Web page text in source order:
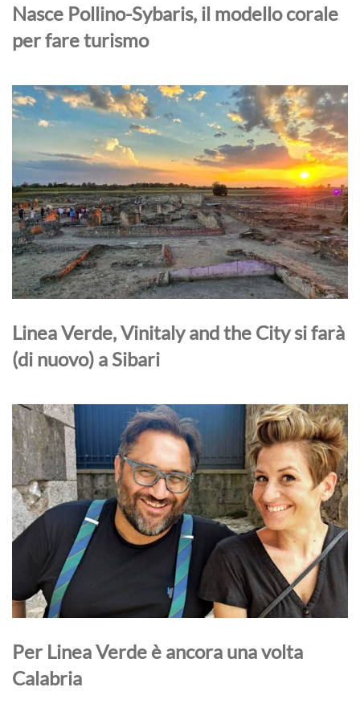
Nasce Pollino-Sybaris, il modello corale
per fare turismo
Linea Verde, Vinitaly and the City si farà
(di nuovo) a Sibari
Per Linea Verde è ancora una volta
Calabria